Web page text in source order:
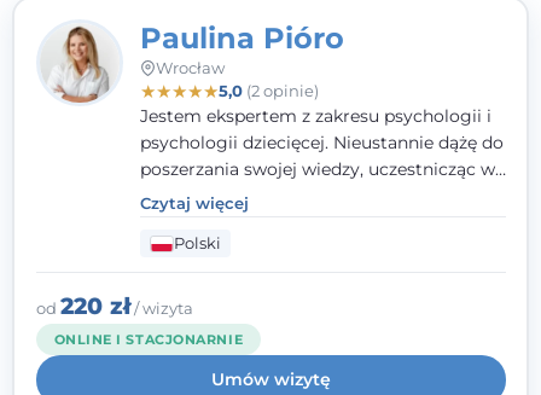
Paulina Pióro
Wrocław
★★★★★5,0(2 opinie)
Jestem ekspertem z zakresu psychologii i
psychologii dziecięcej. Nieustannie dążę do
poszerzania swojej wiedzy, uczestnicząc w
różnorodnych szkoleniach. Pracując z
dziećmi, młodzieżą i młodymi dorosłymi
niezwykle ważne jest dla mnie poczucie
bezpieczeństwa, zrozumienia oraz wolności
w wyrażaniu swojego zdania. Kieruję się
etyką zawodową, wierząc, że każdy
człowiek powinien otrzymać wsparcie i
pomoc, by poradzić sobie ze swoimi
Czytaj więcej
Polski
od 220 zł/ wizyta
ONLINE I STACJONARNIE
Umów wizytę